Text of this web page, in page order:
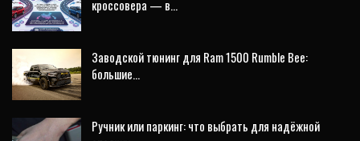
кроссовера — в…
Заводской тюнинг для Ram 1500 Rumble Bee:
большие…
Ручник или паркинг: что выбрать для надёжной